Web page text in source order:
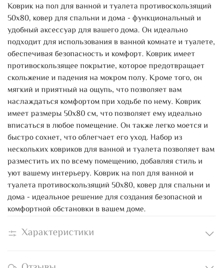
Коврик на пол для ванной и туалета противоскользящий
50х80, ковер для спальни и дома - функциональный и
удобный аксессуар для вашего дома. Он идеально
подходит для использования в ванной комнате и туалете,
обеспечивая безопасность и комфорт. Коврик имеет
противоскользящее покрытие, которое предотвращает
скольжение и падения на мокром полу. Кроме того, он
мягкий и приятный на ощупь, что позволяет вам
наслаждаться комфортом при ходьбе по нему. Коврик
имеет размеры 50х80 см, что позволяет ему идеально
вписаться в любое помещение. Он также легко моется и
быстро сохнет, что облегчает его уход. Набор из
нескольких ковриков для ванной и туалета позволяет вам
разместить их по всему помещению, добавляя стиль и
уют вашему интерьеру. Коврик на пол для ванной и
туалета противоскользящий 50х80, ковер для спальни и
дома - идеальное решение для создания безопасной и
комфортной обстановки в вашем доме.
Характеристики